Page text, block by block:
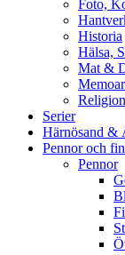
Foto,
Historia
Hälsa,
Mat &
Serier
Härnösand &
Pennor och
Pennor